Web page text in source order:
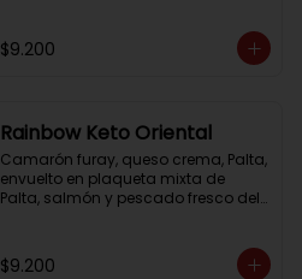
$9.200
Rainbow Keto Oriental
Camarón furay, queso crema, Palta,
envuelto en plaqueta mixta de
Palta, salmón y pescado fresco del
$9.200